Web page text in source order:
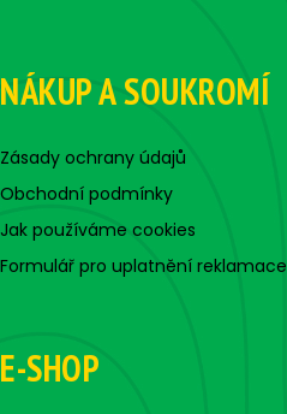
NÁKUP A SOUKROMÍ
Zásady ochrany údajů
Obchodní podmínky
Jak používáme cookies
Formulář pro uplatnění reklamace
E-SHOP